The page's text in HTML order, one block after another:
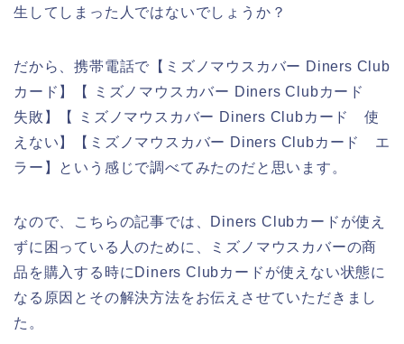
生してしまった人ではないでしょうか？
だから、携帯電話で【ミズノマウスカバー Diners Club
カード】【 ミズノマウスカバー Diners Clubカード
失敗】【 ミズノマウスカバー Diners Clubカード 使
えない】【ミズノマウスカバー Diners Clubカード エ
ラー】という感じで調べてみたのだと思います。
なので、こちらの記事では、Diners Clubカードが使え
ずに困っている人のために、ミズノマウスカバーの商
品を購入する時にDiners Clubカードが使えない状態に
なる原因とその解決方法をお伝えさせていただきまし
た。